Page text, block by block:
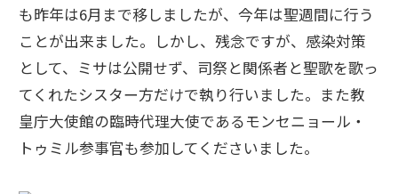
も昨年は6月まで移しましたが、今年は聖週間に行う
ことが出来ました。しかし、残念ですが、感染対策
として、ミサは公開せず、司祭と関係者と聖歌を歌っ
てくれたシスター方だけで執り行いました。また教
皇庁大使館の臨時代理大使であるモンセニョール・
トゥミル参事官も参加してくださいました。